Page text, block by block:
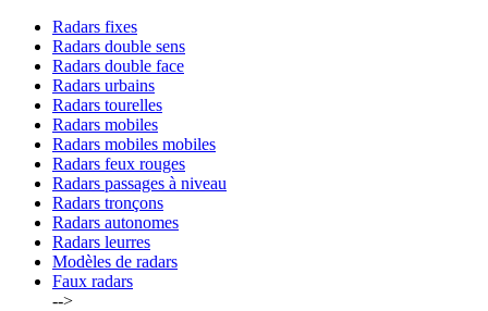
Radars fixes
Radars double sens
Radars double face
Radars urbains
Radars tourelles
Radars mobiles
Radars mobiles mobiles
Radars feux rouges
Radars passages à niveau
Radars tronçons
Radars autonomes
Radars leurres
Modèles de radars
Faux radars
-->